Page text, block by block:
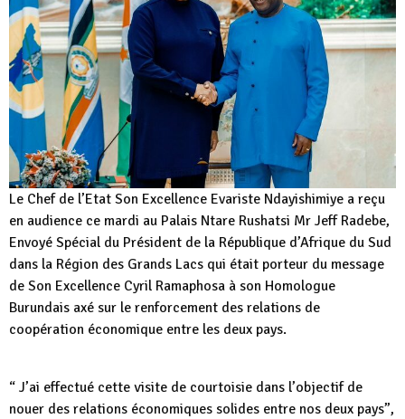
Le Chef de l’Etat Son Excellence Evariste Ndayishimiye a reçu
en audience ce mardi au Palais Ntare Rushatsi Mr Jeff Radebe,
Envoyé Spécial du Président de la République d’Afrique du Sud
dans la Région des Grands Lacs qui était porteur du message
de Son Excellence Cyril Ramaphosa à son Homologue
Burundais axé sur le renforcement des relations de
coopération économique entre les deux pays.
“ J’ai effectué cette visite de courtoisie dans l’objectif de
nouer des relations économiques solides entre nos deux pays”,